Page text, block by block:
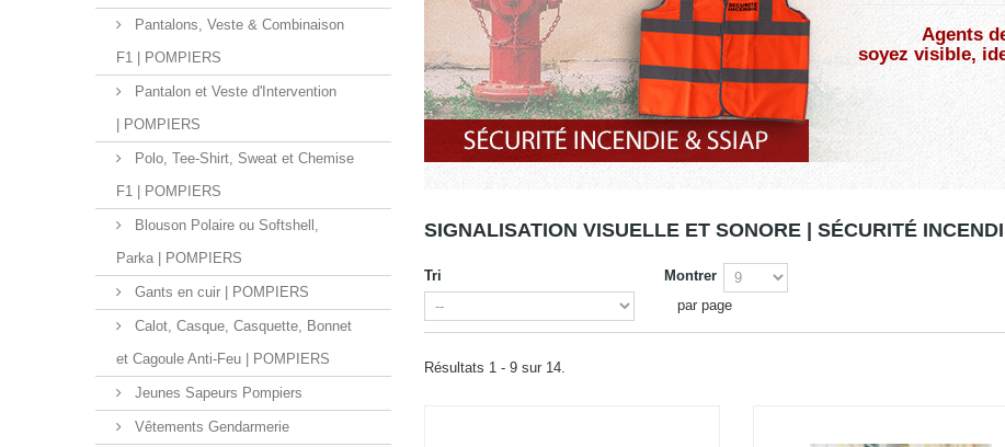
Pantalons, Veste & Combinaison
F1 | POMPIERS
Pantalon et Veste d'Intervention
| POMPIERS
Polo, Tee-Shirt, Sweat et Chemise
F1 | POMPIERS
Blouson Polaire ou Softshell,
Parka | POMPIERS
Gants en cuir | POMPIERS
Calot, Casque, Casquette, Bonnet
et Cagoule Anti-Feu | POMPIERS
Jeunes Sapeurs Pompiers
Vêtements Gendarmerie
Agents
soyez visible,
SIGNALISATION VISUELLE ET SONORE | SÉCURITÉ
Tri
Montrer
par page
Résultats 1 - 9 sur 14.